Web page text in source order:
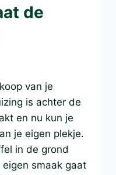
de
van je
is achter de
en nu kun je
je eigen plekje.
in de grond
smaak gaat